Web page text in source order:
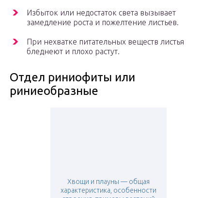
Избыток или недостаток света вызывает
замедление роста и пожелтение листьев.
При нехватке питательных веществ листья
бледнеют и плохо растут.
Отдел риниофиты или
риниеобразные
Хвощи и плауны — общая
характеристика, особенности